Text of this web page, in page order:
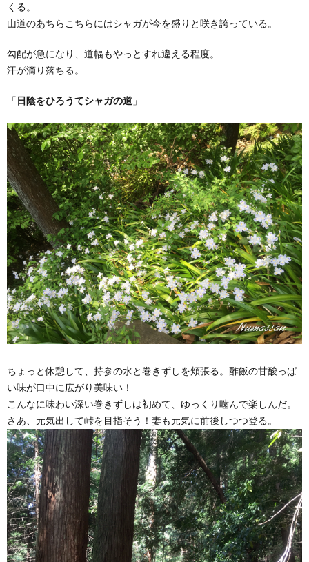
くる。
山道のあちらこちらにはシャガが今を盛りと咲き誇っている。
勾配が急になり、道幅もやっとすれ違える程度。
汗が滴り落ちる。
「日陰をひろうてシャガの道 」
ちょっと休憩して、持参の水と巻きずしを頬張る。酢飯の甘酸っぱ
い味が口中に広がり美味い！
こんなに味わい深い巻きずしは初めて、ゆっくり噛んで楽しんだ。
さあ、元気出して峠を目指そう！妻も元気に前後しつつ登る。